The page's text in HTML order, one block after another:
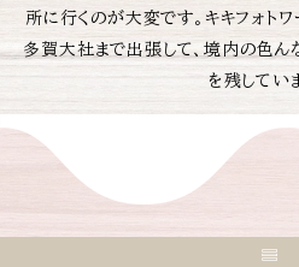
所に行くのが大変です。キキフォト
多賀大社まで出張して、境内の色
を残してい
多賀大社でのお